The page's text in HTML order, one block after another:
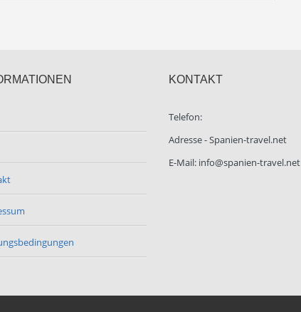
KONTAKT
Telefon:
Adresse - Spanien-travel.net
E-Mail: info@spanien-travel.net